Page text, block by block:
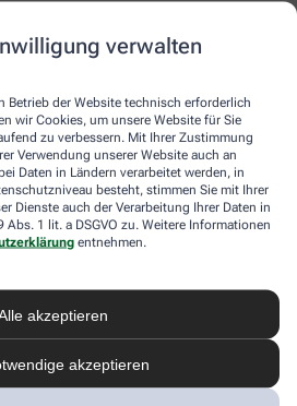
verwalten
Betrieb der Website technisch erforderlich
wir Cookies, um unsere Website für Sie
zu verbessern. Mit Ihrer Zustimmung
Verwendung unserer Website auch an
Daten in Ländern verarbeitet werden, in
besteht, stimmen Sie mit Ihrer
Dienste auch der Verarbeitung Ihrer Daten in
1 lit. a DSGVO zu. Weitere Informationen
entnehmen.
Alle akzeptieren
akzeptieren
Chemikalien in Plastik betrifft
wie Beißringe, Trinkflaschen,
man die genannten Hinweise
Laufenden bleiben –